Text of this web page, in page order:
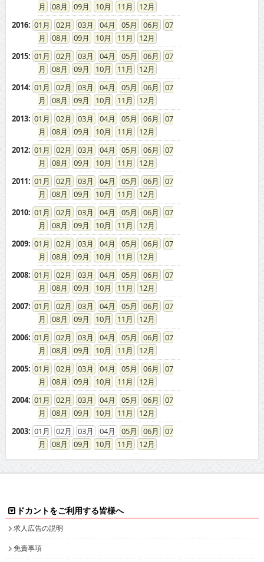
08
09 10 11
12
2016: 01 02 03 04 05 06
07
08
09 10 11
12
2015: 01 02 03 04 05 06
07
08
09 10 11
12
2014: 01 02 03 04 05 06
07
08
09 10 11
12
2013: 01 02 03 04 05 06
07
08
09 10 11
12
2012: 01 02 03 04 05 06
07
08
09 10 11
12
2011: 01 02 03 04 05 06
07
08
09 10 11
12
2010: 01 02 03 04 05 06
07
08
09 10 11
12
2009: 01 02 03 04 05 06
07
08
09 10 11
12
2008: 01 02 03 04 05 06
07
08
09 10 11
12
2007: 01 02 03 04 05 06
07
08
09 10 11
12
2006: 01 02 03 04 05 06
07
08
09 10 11
12
2005: 01 02 03 04 05 06
07
08
09 10 11
12
2004: 01 02 03 04 05 06
07
08
09 10 11
12
2003: 01 02 03 04 05 06
07
08
09 10 11 12
ドカントをご利用する皆様へ
求人広告の説明
免責事項